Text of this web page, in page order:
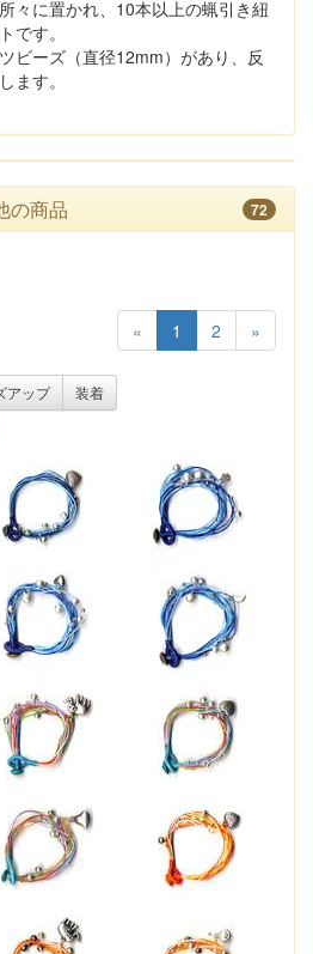
々に置かれ、10本以上の蝋引き紐
です。
ビーズ（直径12mm）があり、反
ます。
の商品 72
« 1 2 »
アップ
装着